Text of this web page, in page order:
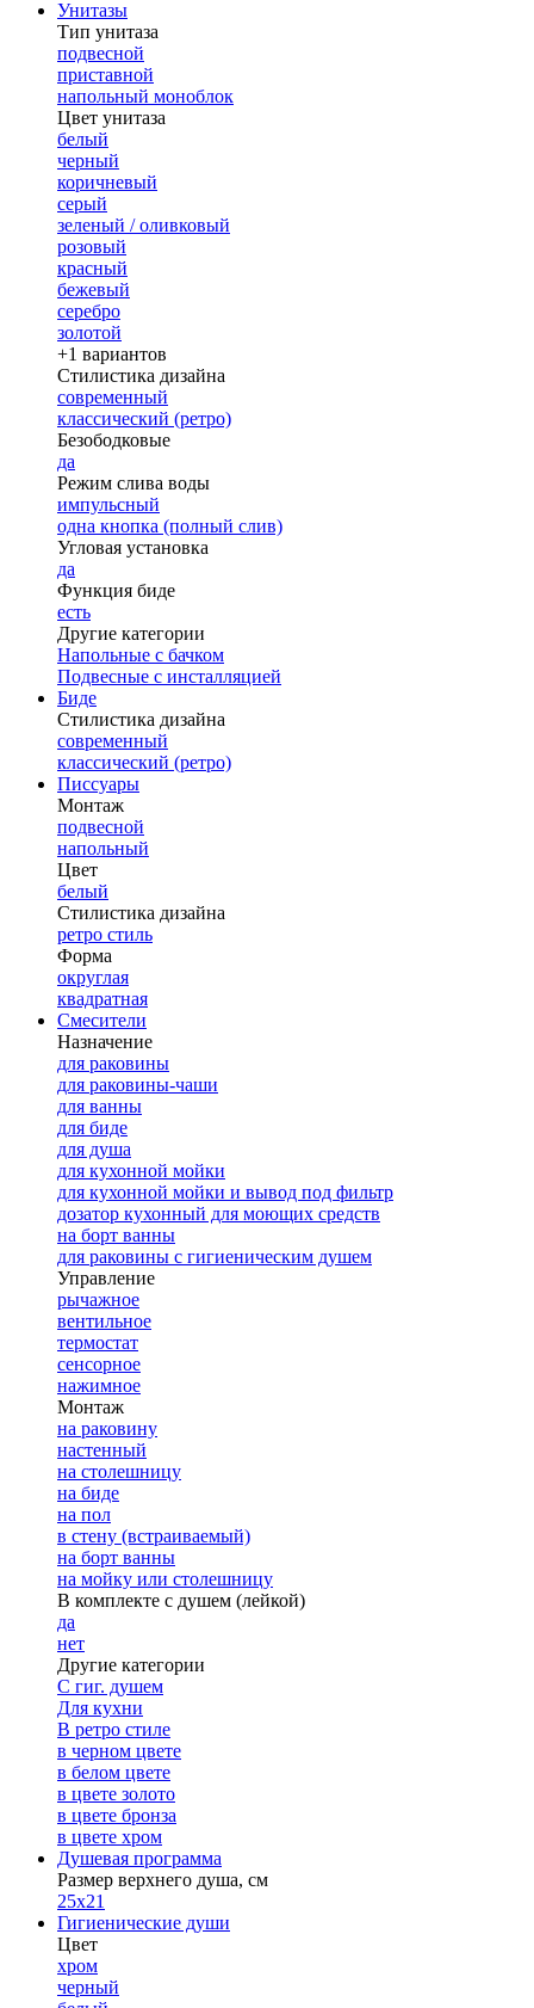
Унитазы
Тип унитаза
подвесной
приставной
напольный моноблок
Цвет унитаза
белый
черный
коричневый
серый
зеленый / оливковый
розовый
красный
бежевый
серебро
золотой
+1 вариантов
Стилистика дизайна
современный
классический (ретро)
Безободковые
да
Режим слива воды
импульсный
одна кнопка (полный слив)
Угловая установка
да
Функция биде
есть
Другие категории
Напольные с бачком
Подвесные с инсталляцией
Биде
Стилистика дизайна
современный
классический (ретро)
Писсуары
Монтаж
подвесной
напольный
Цвет
белый
Стилистика дизайна
ретро стиль
Форма
округлая
квадратная
Смесители
Назначение
для раковины
для раковины-чаши
для ванны
для биде
для душа
для кухонной мойки
для кухонной мойки и вывод под фильтр
дозатор кухонный для моющих средств
на борт ванны
для раковины с гигиеническим душем
Управление
рычажное
вентильное
термостат
сенсорное
нажимное
Монтаж
на раковину
настенный
на столешницу
на биде
на пол
в стену (встраиваемый)
на борт ванны
на мойку или столешницу
В комплекте с душем (лейкой)
да
нет
Другие категории
С гиг. душем
Для кухни
В ретро стиле
в черном цвете
в белом цвете
в цвете золото
в цвете бронза
в цвете хром
Душевая программа
Размер верхнего душа, см
25х21
Гигиенические души
Цвет
хром
черный